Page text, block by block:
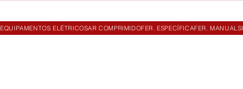
EQUIPAMENTOS ELÉTRICOSAR COMPRIMIDOFER. ESPECÍFICAFER. MANUAL